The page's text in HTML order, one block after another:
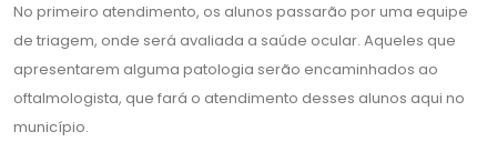
No primeiro atendimento, os alunos passarão por uma equipe
de triagem, onde será avaliada a saúde ocular. Aqueles que
apresentarem alguma patologia serão encaminhados ao
oftalmologista, que fará o atendimento desses alunos aqui no
município.